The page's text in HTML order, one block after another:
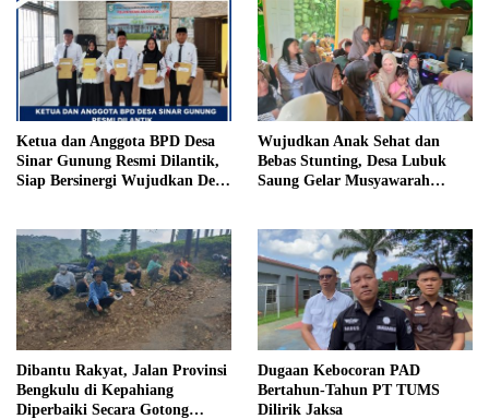
Penjara
Ketua dan Anggota BPD Desa
Sinar Gunung Resmi Dilantik,
Siap Bersinergi Wujudkan Desa
Wujudkan Anak Sehat dan
Bebas Stunting, Desa Lubuk
Saung Gelar Musyawarah
Dibantu Rakyat, Jalan Provinsi
Bengkulu di Kepahiang
Diperbaiki Secara Gotong
Dugaan Kebocoran PAD
Bertahun-Tahun PT TUMS
Dilirik Jaksa